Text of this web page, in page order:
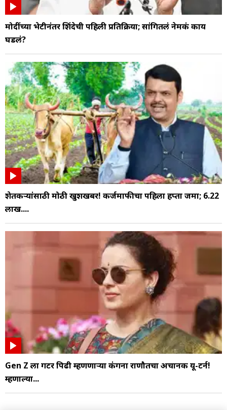
मोदींच्या भेटीनंतर शिंदेची पहिली प्रतिक्रिया; सांगितलं नेमकं काय
घडलं?
शेतकऱ्यांसाठी मोठी खुशखबर! कर्जमाफीचा पहिला हप्ता जमा; 6.22
लाख....
Gen Z ला गटर पिढी म्हणणाऱ्या कंगना राणौतचा अचानक यू-टर्न!
म्हणाल्या...